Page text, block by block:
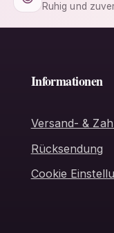
Ruhig und
Informationen
Versand- &
Rücksendung
Cookie